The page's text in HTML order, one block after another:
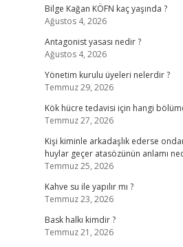
Bilge Kağan KÖFN kaç yaşında ?
Ağustos 4, 2026
Antagonist yasası nedir ?
Ağustos 4, 2026
Yönetim kurulu üyeleri nelerdir ?
Temmuz 29, 2026
Kök hücre tedavisi için hangi
Temmuz 27, 2026
Kişi kiminle arkadaşlık ederse
huylar geçer atasözünün anlamı
Temmuz 25, 2026
Kahve su ile yapılır mı ?
Temmuz 23, 2026
Bask halkı kimdir ?
Temmuz 21, 2026